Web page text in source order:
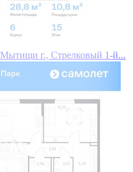
Мытищи г., Стрелковый 1-й...